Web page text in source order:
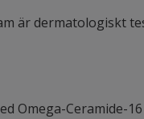
är dermatologiskt
Omega-Ceramide-